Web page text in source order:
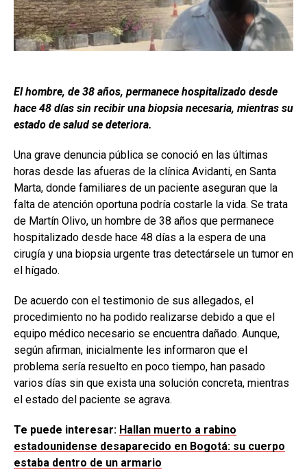
El hombre, de 38 años, permanece hospitalizado desde
hace 48 días sin recibir una biopsia necesaria, mientras su
estado de salud se deteriora.
Una grave denuncia pública se conoció en las últimas
horas desde las afueras de la clínica Avidanti, en Santa
Marta, donde familiares de un paciente aseguran que la
falta de atención oportuna podría costarle la vida. Se trata
de Martín Olivo, un hombre de 38 años que permanece
hospitalizado desde hace 48 días a la espera de una
cirugía y una biopsia urgente tras detectársele un tumor en
el hígado.
De acuerdo con el testimonio de sus allegados, el
procedimiento no ha podido realizarse debido a que el
equipo médico necesario se encuentra dañado. Aunque,
según afirman, inicialmente les informaron que el
problema sería resuelto en poco tiempo, han pasado
varios días sin que exista una solución concreta, mientras
el estado del paciente se agrava.
Te puede interesar: Hallan muerto a rabino
estadounidense desaparecido en Bogotá: su cuerpo
estaba dentro de un armario